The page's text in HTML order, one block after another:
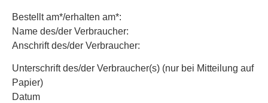
Bestellt am*/erhalten am*:
Name des/der Verbraucher:
Anschrift des/der Verbraucher:
Unterschrift des/der Verbraucher(s) (nur bei Mitteilung auf
Papier)
Datum